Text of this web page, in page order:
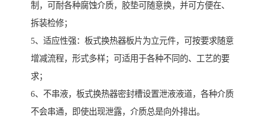
制，可耐各种腐蚀介质，胶垫可随意换，并可方便在、
拆装检修；
5、适应性强：板式换热器板片为立元件，可按要求随意
增减流程，形式多样；可适用于各种不同的、工艺的要
求；
6、不串液，板式换热器密封槽设置泄液液道，各种介质
不会串通，即使出现泄露，介质总是向外排出。